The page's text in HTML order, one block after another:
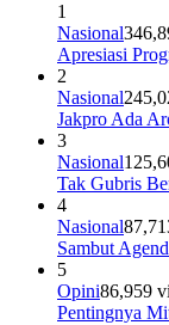
1
Nasional
Apresiasi
2
Nasional
Jakpro Ada
3
Nasional
Tak Gubris
4
Nasional
Sambut
5
Opini86,959
Pentingnya